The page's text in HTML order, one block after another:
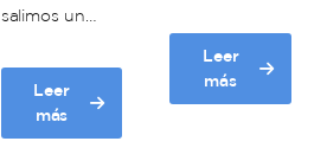
salimos un…
Leer
más
about
Unacon
Leer
más
about
Unacom